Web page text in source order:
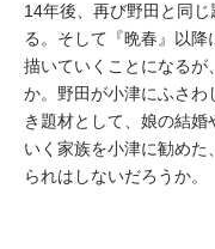
14年後、再び野田と同
る。そして『晩春』以降
描いていくことになるが
か。野田が小津にふさわ
き題材として、娘の結婚
いく家族を小津に勧めた
られはしないだろうか。